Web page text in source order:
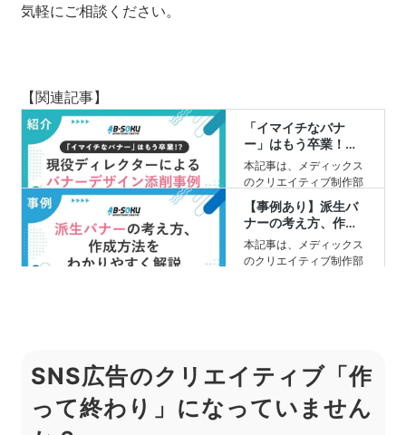
気軽にご相談ください。
【関連記事】
SNS広告のクリエイティブ「作
って終わり」になっていません